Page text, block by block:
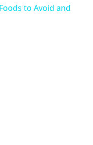
to Avoid and